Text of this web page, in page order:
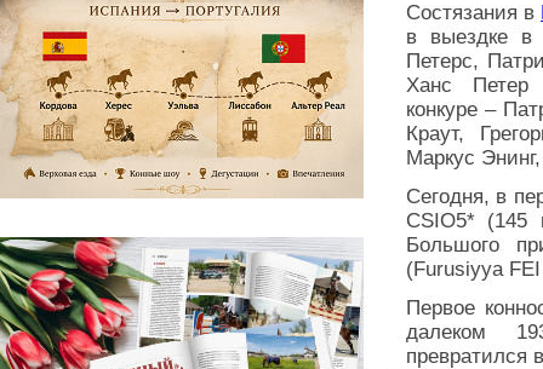
Состязания в
в выездке в
Петерс,
Ханс Петер
конкуре –
Краут,
Маркус
Сегодня, в
CSIO5* (145
Большого
(Furusiyya
Первое
далеком
превратился